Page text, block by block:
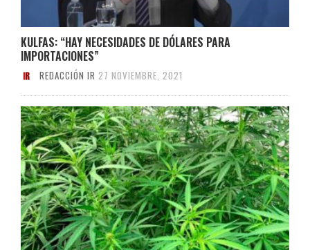
KULFAS: “HAY NECESIDADES DE DÓLARES PARA
IMPORTACIONES”
REDACCIÓN IR 27 NOVIEMBRE, 2021